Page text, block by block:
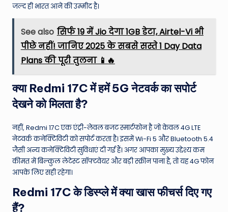
जल्द ही भारत आने की उम्मीद है।
See also सिर्फ ₹19 में Jio देगा 1GB डेटा, Airtel-Vi भी
पीछे नहीं! जानिए 2025 के सबसे सस्ते 1 Day Data
Plans की पूरी तुलना 📱🔥
क्या Redmi 17C में हमें 5G नेटवर्क का सपोर्ट
देखने को मिलता है?
नहीं, Redmi 17C एक एंट्री-लेवल बजट स्मार्टफोन है जो केवल 4G LTE
नेटवर्क कनेक्टिविटी को सपोर्ट करता है। इसमें Wi-Fi 5 और Bluetooth 5.4
जैसी अन्य कनेक्टिविटी सुविधाएं दी गई हैं। अगर आपका मुख्य उद्देश्य कम
कीमत में बिल्कुल लेटेस्ट सॉफ्टवेयर और बड़ी स्क्रीन पाना है, तो यह 4G फोन
आपके लिए सही रहेगा।
Redmi 17C के डिस्प्ले में क्या खास फीचर्स दिए गए
हैं?